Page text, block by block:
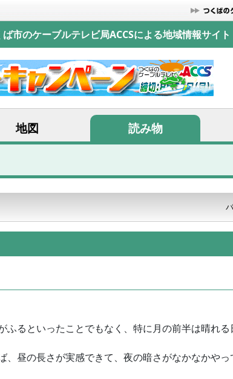
市のケーブルテレビ局ACCSによる地域情報サイト
地図 読み物
るといったことでもなく、特に月の前半は晴れ
昼の長さが実感できて、夜の暗さがなかなかや